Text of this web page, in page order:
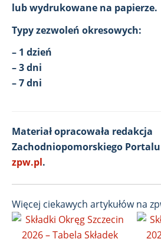
lub wydrukowane na papierze.
Typy zezwoleń okresowych:
– 1 dzień
– 3 dni
– 7 dni
Materiał opracowała redakcja
Zachodniopomorskiego
zpw.pl.
Więcej ciekawych artykułów na